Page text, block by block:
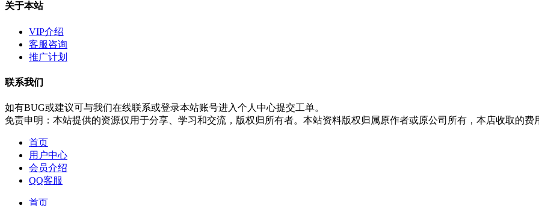
关于本站
VIP介绍
客服咨询
推广计划
联系我们
如有BUG或建议可与我们在线联系或登录本站账号进入个人中心提交工单。
免责申明：本站提供的资源仅用于分享、学习和交流，版权归所有者。本站资料版权归属原作者或原公司所有，本店收取的费
首页
用户中心
会员介绍
QQ客服
首页